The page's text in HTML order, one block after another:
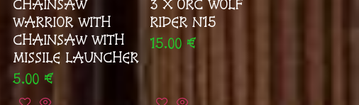
CHAINSAW
WARRIOR WITH
CHAINSAW WITH
MISSILE LAUNCHER
5.00 €
3 X ORC WOLF
RIDER N15
15.00 €